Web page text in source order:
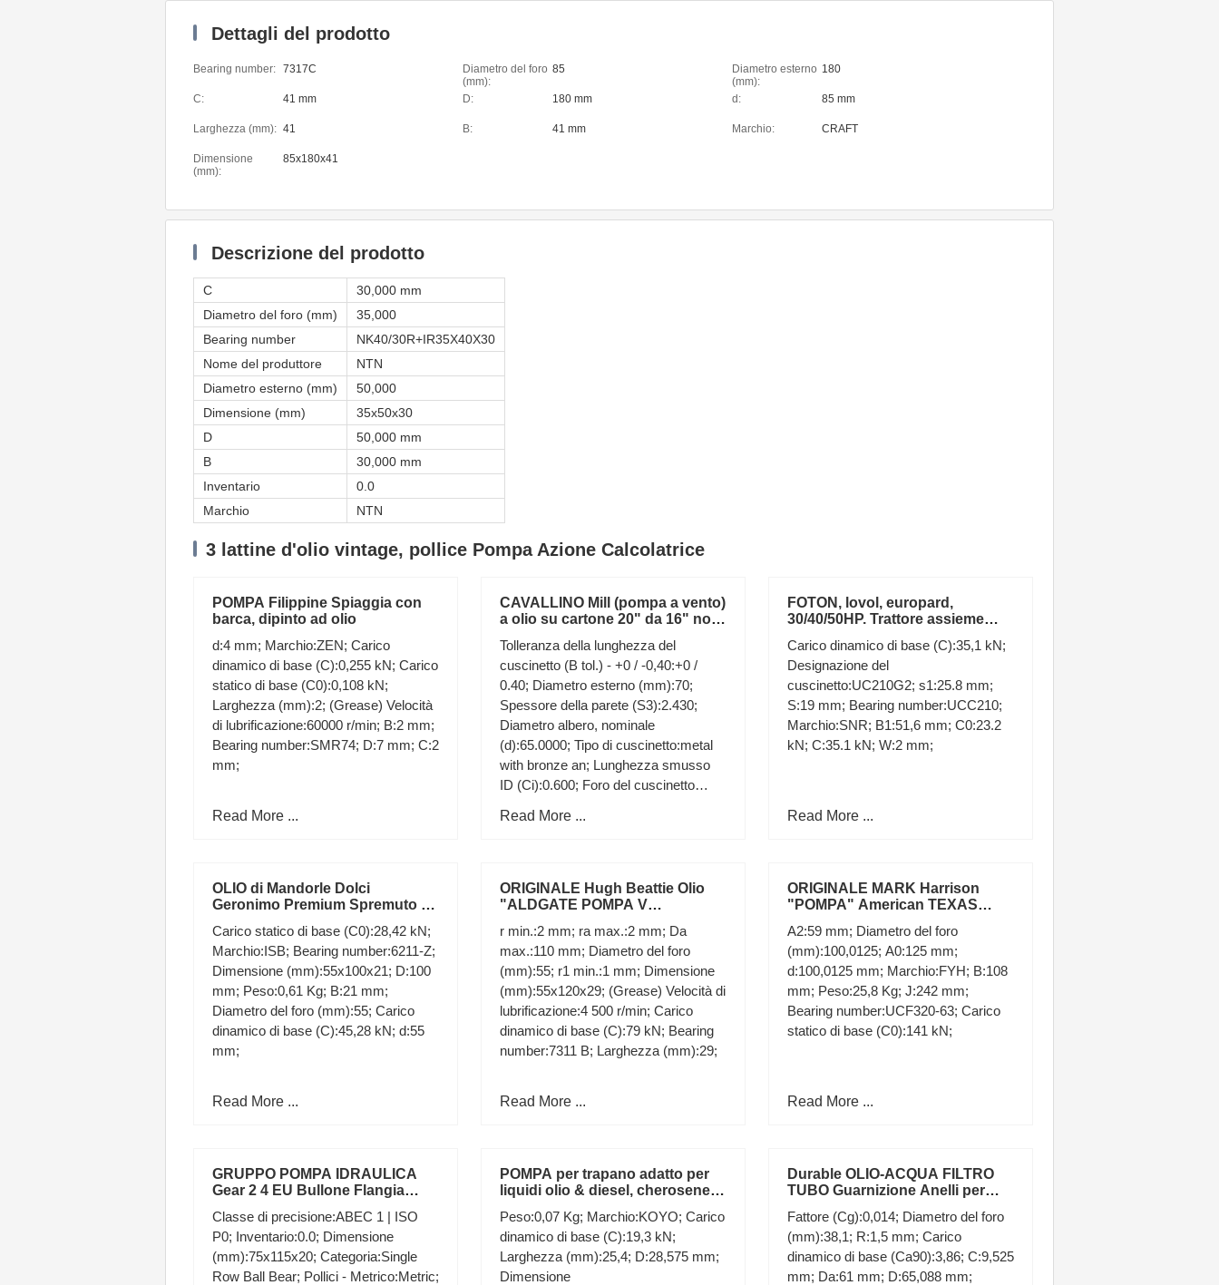
Dettagli del prodotto
Bearing number: 7317C
Diametro del foro
(mm):
85
Diametro esterno
(mm):
180
C: 41 mm D: 180 mm d: 85 mm
Larghezza (mm): 41 B: 41 mm Marchio: CRAFT
Dimensione
(mm):
85x180x41
Descrizione del prodotto
C
30,000 mm
Diametro del foro (mm)
35,000
Bearing number
NK40/30R+IR35X40X30
Nome del produttore
NTN
Diametro esterno (mm)
50,000
Dimensione (mm)
35x50x30
D
50,000 mm
B
30,000 mm
Inventario
0.0
Marchio
NTN
3 lattine d'olio vintage, pollice Pompa Azione Calcolatrice
POMPA Filippine Spiaggia con
barca, dipinto ad olio
d:4 mm; Marchio:ZEN; Carico
dinamico di base (C):0,255 kN; Carico
statico di base (C0):0,108 kN;
Larghezza (mm):2; (Grease) Velocità
di lubrificazione:60000 r/min; B:2 mm;
Bearing number:SMR74; D:7 mm; C:2
mm;
Read More ...
CAVALLINO Mill (pompa a vento)
a olio su cartone 20" da 16" no
Tolleranza della lunghezza del
cuscinetto (B tol.) - +0 / -0,40:+0 /
0.40; Diametro esterno (mm):70;
Spessore della parete (S3):2.430;
Diametro albero, nominale
(d):65.0000; Tipo di cuscinetto:metal
with bronze an; Lunghezza smusso
ID (Ci):0.600; Foro del cuscinetto
Read More ...
FOTON, lovol, europard,
30/40/50HP. Trattore assieme
Carico dinamico di base (C):35,1 kN;
Designazione del
cuscinetto:UC210G2; s1:25.8 mm;
S:19 mm; Bearing number:UCC210;
Marchio:SNR; B1:51,6 mm; C0:23.2
kN; C:35.1 kN; W:2 mm;
Read More ...
OLIO di Mandorle Dolci
Geronimo Premium Spremuto a
Carico statico di base (C0):28,42 kN;
Marchio:ISB; Bearing number:6211-Z;
Dimensione (mm):55x100x21; D:100
mm; Peso:0,61 Kg; B:21 mm;
Diametro del foro (mm):55; Carico
dinamico di base (C):45,28 kN; d:55
mm;
Read More ...
ORIGINALE Hugh Beattie Olio
"ALDGATE POMPA V
LONDON CITY
r min.:2 mm; ra max.:2 mm; Da
max.:110 mm; Diametro del foro
(mm):55; r1 min.:1 mm; Dimensione
(mm):55x120x29; (Grease) Velocità di
lubrificazione:4 500 r/min; Carico
dinamico di base (C):79 kN; Bearing
number:7311 B; Larghezza (mm):29;
Read More ...
ORIGINALE MARK Harrison
"POMPA" American TEXAS
dipinto ad olio
A2:59 mm; Diametro del foro
(mm):100,0125; A0:125 mm;
d:100,0125 mm; Marchio:FYH; B:108
mm; Peso:25,8 Kg; J:242 mm;
Bearing number:UCF320-63; Carico
statico di base (C0):141 kN;
Read More ...
GRUPPO POMPA IDRAULICA
Gear 2 4 EU Bullone Flangia
MOTORE OLIO PORTA
Classe di precisione:ABEC 1 | ISO
P0; Inventario:0.0; Dimensione
(mm):75x115x20; Categoria:Single
Row Ball Bear; Pollici - Metrico:Metric;
POMPA per trapano adatto per
liquidi olio & diesel, cherosene,
Peso:0,07 Kg; Marchio:KOYO; Carico
dinamico di base (C):19,3 kN;
Larghezza (mm):25,4; D:28,575 mm;
Dimensione
Durable OLIO-ACQUA FILTRO
TUBO Guarnizione Anelli per
3500psi
Fattore (Cg):0,014; Diametro del foro
(mm):38,1; R:1,5 mm; Carico
dinamico di base (Ca90):3,86; C:9,525
mm; Da:61 mm; D:65,088 mm;